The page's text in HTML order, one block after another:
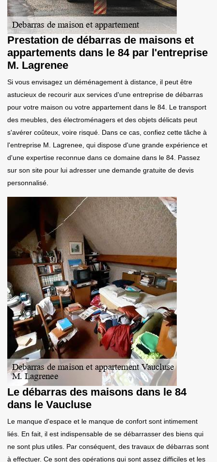
Prestation de débarras de maisons et
appartements dans le 84 par l'entreprise
M. Lagrenee
Si vous envisagez un déménagement à distance, il peut être
astucieux de recourir aux services d'une entreprise de débarras
pour votre maison ou votre appartement dans le 84. Le transport
des meubles, des électroménagers et des objets délicats peut
s'avérer coûteux, voire risqué. Dans ce cas, confiez cette tâche à
l'entreprise M. Lagrenee, qui dispose d'une grande expérience et
d'une expertise reconnue dans ce domaine dans le 84. Passez
sur son site pour lui adresser une demande gratuite de devis
personnalisé.
Le débarras des maisons dans le 84
dans le Vaucluse
Le manque d'espace et le manque de confort sont intimement
liés. En fait, il est indispensable de se débarrasser des biens qui
ne sont plus utiles. Par conséquent, des travaux de débarras sont
à effectuer. Ce sont des opérations qui sont assez difficiles et les